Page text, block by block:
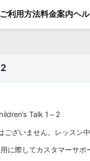
利用方法料金案内ヘ
Talk 1～2
いません。レッスン中
てカスタマーサポー